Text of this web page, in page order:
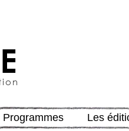
Programmes Les